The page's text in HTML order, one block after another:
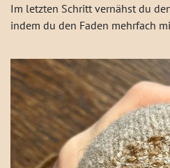
Im letzten Schritt vernähst du
indem du den Faden mehrfach